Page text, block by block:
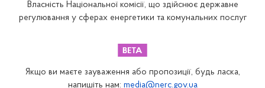
Власність Національної комісії, що здійснює державне
регулювання у сферах енергетики та комунальних послуг
Якщо ви маєте зауваження або пропозиції, будь ласка,
напишіть нам: media@nerc.gov.ua